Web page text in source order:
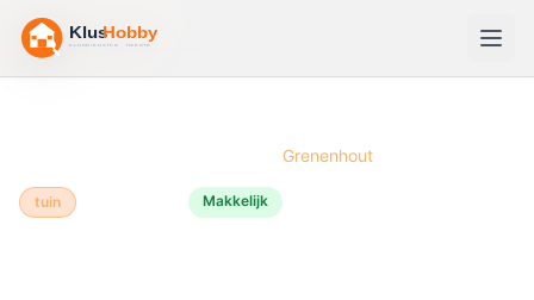
Grenenhout
tuin Makkelijk